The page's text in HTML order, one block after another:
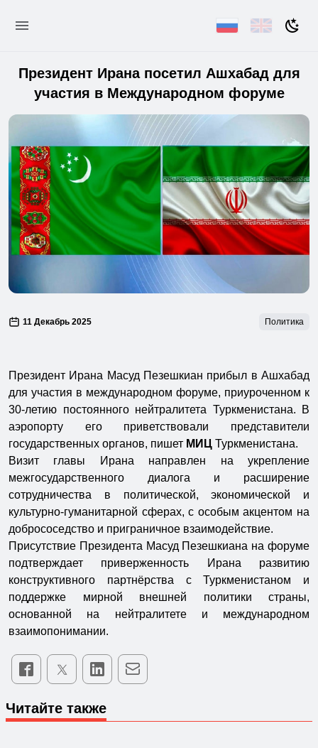
Президент Ирана посетил Ашхабад для
участия в Международном форуме
11 Декабрь 2025 Политика
Президент Ирана Масуд Пезешкиан прибыл в Ашхабад
для участия в международном форуме, приуроченном к
30-летию постоянного нейтралитета Туркменистана. В
аэропорту его приветствовали представители
государственных органов, пишет МИЦ Туркменистана.
Визит главы Ирана направлен на укрепление
межгосударственного диалога и расширение
сотрудничества в политической, экономической и
культурно-гуманитарной сферах, с особым акцентом на
добрососедство и приграничное взаимодействие.
Присутствие Президента Масуд Пезешкиана на форуме
подтверждает приверженность Ирана развитию
конструктивного партнёрства с Туркменистаном и
поддержке мирной внешней политики страны,
основанной на нейтралитете и международном
взаимопонимании.
Читайте также